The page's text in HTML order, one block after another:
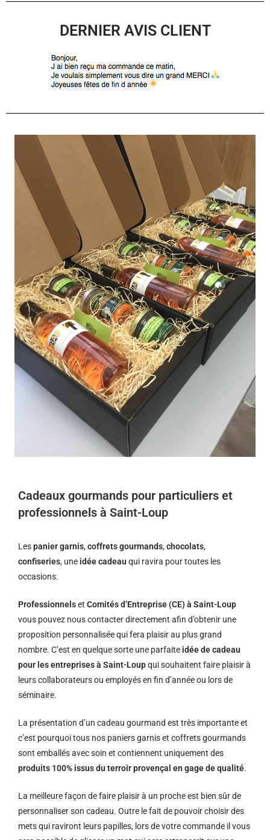
DERNIER AVIS CLIENT
Cadeaux gourmands pour particuliers et
professionnels à Saint-Loup
Lespanier garnis,coffrets gourmands,chocolats,
confiseries, une idée cadeau qui ravira pour toutes les
occasions.
Professionnelset Comités d’Entreprise (CE) à Saint-Loup
vous pouvez nous contacter directement afin d’obtenir une
proposition personnalisée qui fera plaisir au plus grand
nombre. C’est en quelque sorte une parfaite idée de cadeau
pour les entreprises à Saint-Loupqui souhaitent faire plaisir à
leurs collaborateurs ou employés en fin d’année ou lors de
séminaire.
La présentation d’un cadeau gourmand est très importante et
c’est pourquoi tous nos paniers garnis et coffrets gourmands
sont emballés avec soin et contiennent uniquement des
produits 100% issus du terroir provençal en gage de qualité.
La meilleure façon de faire plaisir à un proche est bien sûr de
personnaliser son cadeau. Outre le fait de pouvoir choisir des
mets qui raviront leurs papilles, lors de votre commande il vous